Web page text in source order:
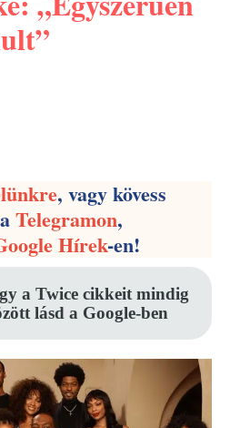
, vagy kövess
Telegramon,
Hírek-en!
a Twice cikkeit mindig
lásd a Google-ben